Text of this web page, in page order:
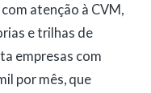
atenção à CVM,
e trilhas de
empresas com
por mês, que